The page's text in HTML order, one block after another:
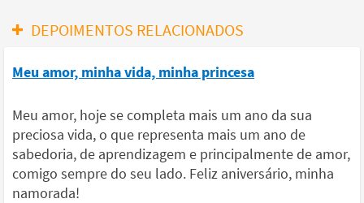
DEPOIMENTOS RELACIONADOS
Meu amor, minha vida, minha princesa
Meu amor, hoje se completa mais um ano da sua
preciosa vida, o que representa mais um ano de
sabedoria, de aprendizagem e principalmente de amor,
comigo sempre do seu lado. Feliz aniversário, minha
namorada!